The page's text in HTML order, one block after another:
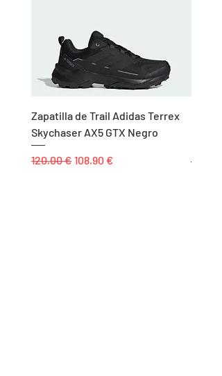
Zapatilla de Trail Adidas Terrex
Skychaser AX5 GTX Negro
Precio
120,00 € Precio de oferta
108,90 €